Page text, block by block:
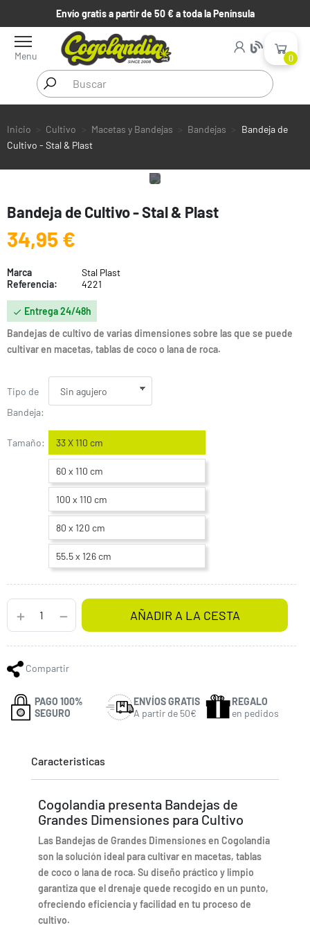
Envío gratis a partir de 50 € a toda la Península
Menu 0
Inicio Cultivo Macetas y Bandejas Bandejas
Bandeja de
Cultivo - Stal & Plast
Bandeja de Cultivo - Stal & Plast
34,95 €
Marca
Stal Plast
Referencia:
4221
 Entrega 24/48h
Bandejas de cultivo de varias dimensiones sobre las que se puede
cultivar en macetas, tablas de coco o lana de roca.
Tipo de
Bandeja:
Tamaño: 33 X 110 cm
60 x 110 cm
100 x 110 cm
80 x 120 cm
55.5 x 126 cm
AÑADIR A LA CESTA
Compartir
PAGO 100%
SEGURO
ENVÍOS GRATIS
A partir de 50€
REGALO
en pedidos
Caracteristicas
Cogolandia presenta Bandejas de
Grandes Dimensiones para Cultivo
Las Bandejas de Grandes Dimensiones en Cogolandia
son la solución ideal para cultivar en macetas, tablas
de coco o lana de roca. Su diseño práctico y limpio
garantiza que el drenaje quede recogido en un punto,
ofreciendo eficiencia y facilidad en tu proceso de
cultivo.